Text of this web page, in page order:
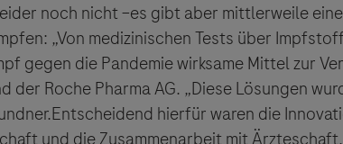
noch nicht –es gibt aber mittlerweile
„Von medizinischen Tests über
gegen die Pandemie wirksame Mittel zur
der Roche Pharma AG. „Diese Lösungen
hierfür waren die
und die Zusammenarbeit mit